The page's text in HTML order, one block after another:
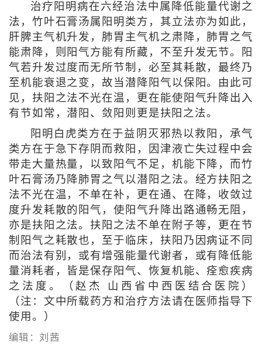
治疗阳明病在六经治法中属降低能量代谢之
法，竹叶石膏汤属阳明类方，其立法亦为如此，
肝脾主气机升发，肺胃主气机之肃降，肺胃之气
能肃降，则阳气方能有所藏，不至升发无节。阳
气若升发过度而无所节制，必至其耗散，最终乃
至机能衰退之变，故当潜降阳气以保阳。由此可
见，扶阳之法不光在温，更在能使阳气升降出入
有节如常，潜阳、敛阳则更是扶阳之法。
阳明白虎类方在于益阴灭邪热以救阳，承气
类方在于急下存阴而救阳，因津液亡失过程中会
带走大量热量，以致阳气不足，机能下降，而竹
叶石膏汤乃降肺胃之气以潜阳之法。经方扶阳之
法不光在温，不单在补，更在通、在降，收敛过
度升发耗散的阳气，使阳气升降出路通畅无阻，
亦是扶阳之法。扶阳之法不单在附子等，更在节
制阳气之耗散也，至于临床，扶阳乃因病证不同
而治法有别，或有增强能量代谢者，或有降低能
量消耗者，皆是保存阳气、恢复机能、痊愈疾病
之法度。（赵杰 山西省中西医结合医院）
（注：文中所载药方和治疗方法请在医师指导下
使用。）
编辑：刘茜